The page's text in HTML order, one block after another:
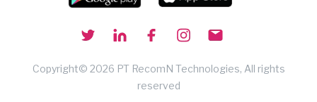
Copyright© 2026 PT RecomN Technologies, All rights
reserved